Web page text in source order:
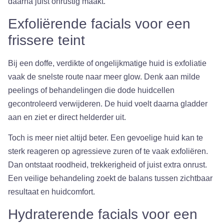
Exfoliërende facials voor een
frissere teint
Bij een doffe, verdikte of ongelijkmatige huid is exfoliatie
vaak de snelste route naar meer glow. Denk aan milde
peelings of behandelingen die dode huidcellen
gecontroleerd verwijderen. De huid voelt daarna gladder
aan en ziet er direct helderder uit.
Toch is meer niet altijd beter. Een gevoelige huid kan te
sterk reageren op agressieve zuren of te vaak exfoliëren.
Dan ontstaat roodheid, trekkerigheid of juist extra onrust.
Een veilige behandeling zoekt de balans tussen zichtbaar
resultaat en huidcomfort.
Hydraterende facials voor een